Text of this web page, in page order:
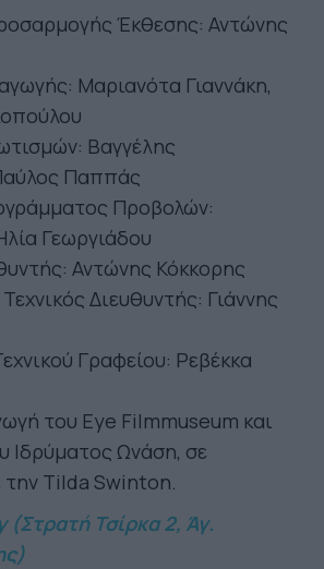
Έκθεσης: Αντώνης
Μαριανότα Γιαννάκη,
Βαγγέλης
Παππάς
Προβολών:
Γεωργιάδου
Αντώνης Κόκκορης
Διευθυντής: Γιάννης
Γραφείου: Ρεβέκκα
του Eye Filmmuseum και
Ιδρύματος Ωνάση, σε
την Tilda Swinton.
(Στρατή Τσίρκα 2, Άγ.